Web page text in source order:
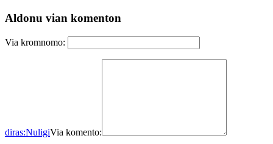
Aldonu vian komenton
Via kromnomo:
diras:NuligiVia komento: